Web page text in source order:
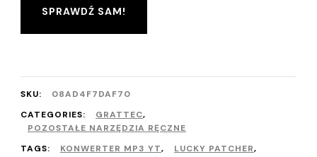
SPRAWDŹ SAM!
SKU:
08AD4F7DAF70
CATEGORIES:
GRATTEC,
POZOSTAŁE NARZĘDZIA RĘCZNE
TAGS:
KONWERTER MP3 YT, LUCKY PATCHER,